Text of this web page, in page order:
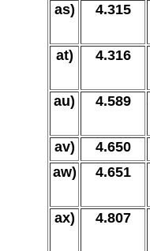
as) 4.315
at) 4.316
au) 4.589
av) 4.650
aw) 4.651
ax) 4.807